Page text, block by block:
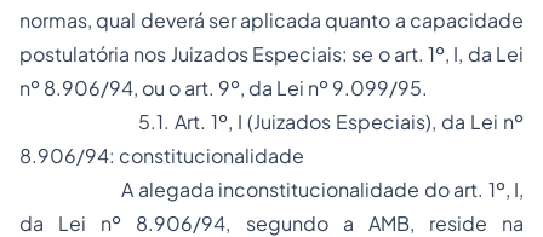
normas, qual deverá ser aplicada quanto a capacidade
postulatória nos Juizados Especiais: se o art. 1º, I, da Lei
nº 8.906/94, ou o art. 9º, da Lei nº 9.099/95.
5.1. Art. 1º, I (Juizados Especiais), da Lei nº
8.906/94: constitucionalidade
A alegada inconstitucionalidade do art. 1º, I,
da Lei nº 8.906/94, segundo a AMB, reside na